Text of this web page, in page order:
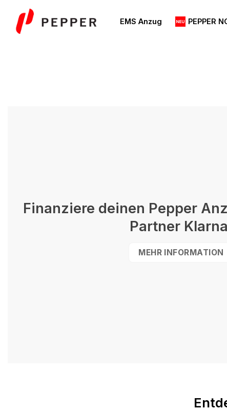
Inhalt
springen
EMS Anzug PEPPER
Finanziere deinen Pepper
Partner
MEHR INFORMATION